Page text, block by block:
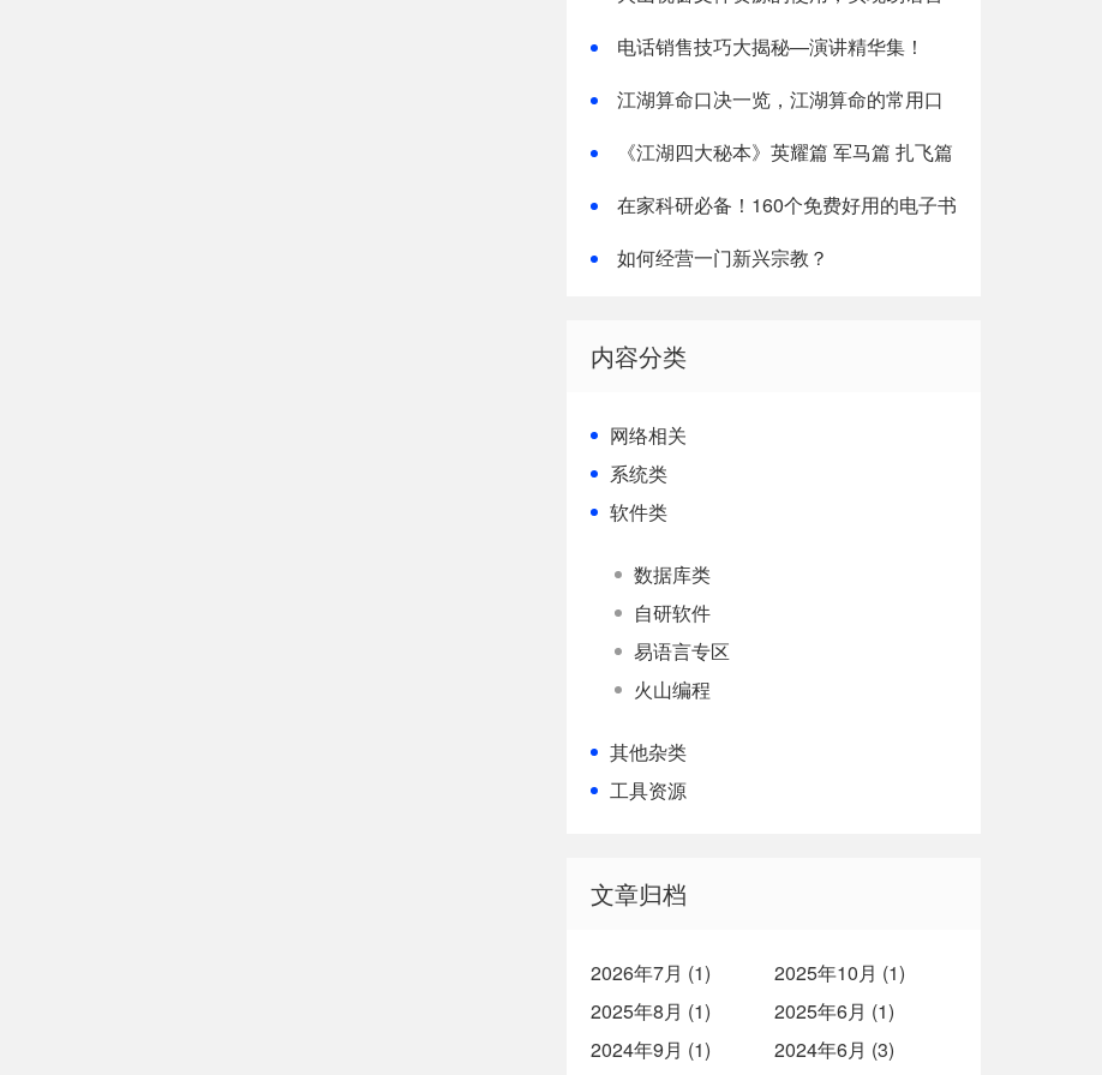
电话销售技巧大揭秘—演讲精华集！
江湖算命口决一览，江湖算命的常用口
《江湖四大秘本》英耀篇 军马篇 扎飞篇
在家科研必备！160个免费好用的电子书
如何经营一门新兴宗教？
内容分类
网络相关
系统类
软件类
数据库类
自研软件
易语言专区
火山编程
其他杂类
工具资源
文章归档
2026年7月 (1)
2025年10月 (1)
2025年8月 (1)
2025年6月 (1)
2024年9月 (1)
2024年6月 (3)